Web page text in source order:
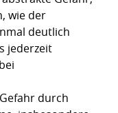
wie der
deutlich
jederzeit
durch